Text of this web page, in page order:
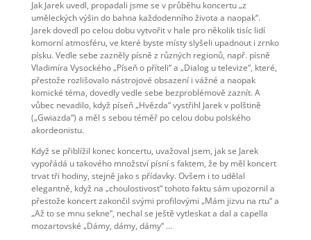
Jak Jarek uvedl, propadali jsme se v průběhu koncertu „z
uměleckých výšin do bahna každodenního života a naopak“.
Jarek dovedl po celou dobu vytvořit v hale pro několik tisíc lidí
komorní atmosféru, ve které byste místy slyšeli upadnout i zrnko
písku. Vedle sebe zazněly písně z různých regionů, např. písně
Vladimíra Vysockého „Píseň o příteli“ a „Dialog u televize“, které,
přestože rozlišovalo nástrojové obsazení i vážné a naopak
komické téma, dovedly vedle sebe bezproblémově zaznít. A
vůbec nevadilo, když píseň „Hvězda“ vystřihl Jarek v polštině
(„Gwiazda“) a měl s sebou téměř po celou dobu polského
akordeonistu.
Když se přiblížil konec koncertu, uvažoval jsem, jak se Jarek
vypořádá u takového množství písní s faktem, že by měl koncert
trvat tři hodiny, stejně jako s přídavky. Ovšem i to udělal
elegantně, když na „choulostivost“ tohoto faktu sám upozornil a
přestože koncert zakončil svými profilovými „Mám jizvu na rtu“ a
„Až to se mnu sekne“, nechal se ještě vytleskat a dal a capella
mozartovské „Dámy, dámy, dámy“ …